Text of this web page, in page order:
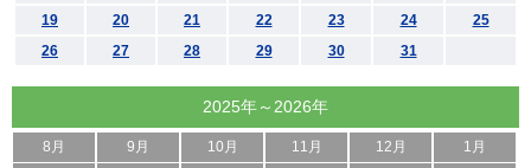
19
20 21 22 23 24
25
26
27 28 29 30 31
2025年～2026年
8月 9月 10月 11月 12月
1月